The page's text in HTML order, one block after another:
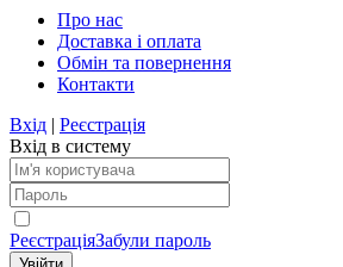
Про нас
Доставка і оплата
Обмін та повернення
Контакти
Вхід | Реєстрація
Вхід в систему
РеєстраціяЗабули пароль